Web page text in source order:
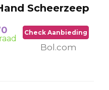
Scheerzeep
Check Aanbieding
Bol.com